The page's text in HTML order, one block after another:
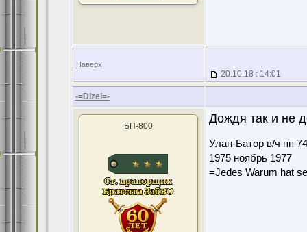
Наверх
20.10.18 : 14:01
-=Dizel=-
БП-800
Дождя так и не
Улан-Батор в/ч пп
1975 ноябрь 1977
=Jedes Warum hat